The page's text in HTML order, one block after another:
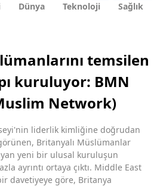
Dünya Teknoloji Sağlık
temsilen
kuruluyor: BMN
Network)
liderlik kimliğine doğrudan
Britanyalı Müslümanlar
yeni bir ulusal kuruluşun
ayrıntı ortaya çıktı. Middle East
davetiyeye göre, Britanya